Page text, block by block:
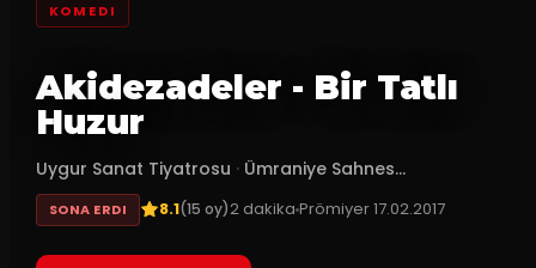
KOMEDI
Akidezadeler - Bir Tatlı
Huzur
Uygur Sanat Tiyatrosu · Ümraniye Sahnes...
SONA ERDI 8.1(15 oy)2 dakikaPrömiyer17.02.2017